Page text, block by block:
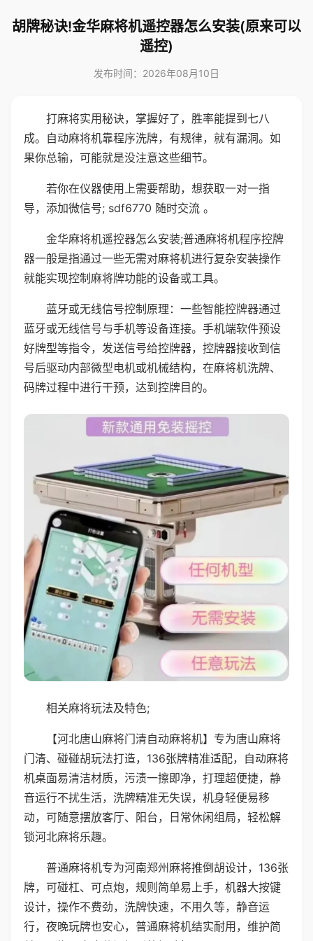
胡牌秘诀!金华麻将机遥控器怎么安装(原来可以
遥控)
发布时间：2026年08月10日
打麻将实用秘诀，掌握好了，胜率能提到七八
成。自动麻将机靠程序洗牌，有规律，就有漏洞。如
果你总输，可能就是没注意这些细节。
若你在仪器使用上需要帮助，想获取一对一指
导，添加微信号; sdf6770 随时交流 。
金华麻将机遥控器怎么安装;普通麻将机程序控牌
器一般是指通过一些无需对麻将机进行复杂安装操作
就能实现控制麻将牌功能的设备或工具。
蓝牙或无线信号控制原理：一些智能控牌器通过
蓝牙或无线信号与手机等设备连接。手机端软件预设
好牌型等指令，发送信号给控牌器，控牌器接收到信
号后驱动内部微型电机或机械结构，在麻将机洗牌、
码牌过程中进行干预，达到控牌目的。
相关麻将玩法及特色;
【河北唐山麻将门清自动麻将机】专为唐山麻将
门清、碰碰胡玩法打造，136张牌精准适配，自动麻将
机桌面易清洁材质，污渍一擦即净，打理超便捷，静
音运行不扰生活，洗牌精准无失误，机身轻便易移
动，可随意摆放客厅、阳台，日常休闲组局，轻松解
锁河北麻将乐趣。
普通麻将机专为河南郑州麻将推倒胡设计，136张
牌，可碰杠、可点炮，规则简单易上手，机器大按键
设计，操作不费劲，洗牌快速，不用久等，静音运
行，夜晚玩牌也安心，普通麻将机结实耐用，维护简